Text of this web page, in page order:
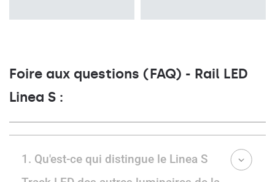
Foire aux questions (FAQ) - Rail LED
Linea S :
1. Qu'est-ce qui distingue le Linea S